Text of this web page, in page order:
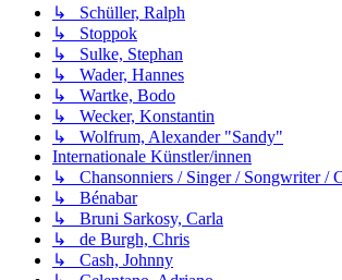
↳ Schüller, Ralph
↳ Stoppok
↳ Sulke, Stephan
↳ Wader, Hannes
↳ Wartke, Bodo
↳ Wecker, Konstantin
↳ Wolfrum, Alexander "Sandy"
Internationale Künstler/innen
↳ Chansonniers / Singer / Songwriter /
↳ Bénabar
↳ Bruni Sarkosy, Carla
↳ de Burgh, Chris
↳ Cash, Johnny